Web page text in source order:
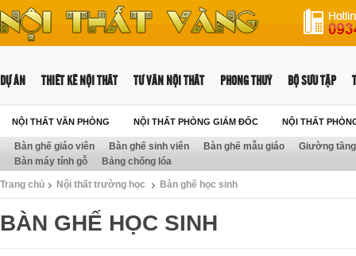
DỰ ÁN THIẾT KẾ NỘI THẤT TƯ VẤN NỘI THẤT PHONG THUỶ BỘ SƯU TẬP
NỘI THẤT VĂN PHÒNG NỘI THẤT PHÒNG GIÁM ĐỐC NỘI THẤT
Bàn ghế giáo viên Bàn ghế sinh viên Bàn ghế mẫu giáo
Giường
Bàn máy tính gỗ
Bảng chống lóa
Trang chủ Nội thất trường học Bàn ghế học sinh
BÀN GHẾ HỌC SINH